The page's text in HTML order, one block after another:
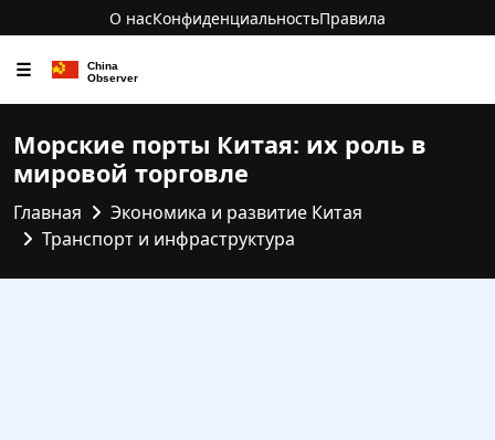
О насКонфиденциальностьПравила
☰
Морские порты Китая: их роль в
мировой торговле
Главная
Экономика и развитие Китая
Транспорт и инфраструктура